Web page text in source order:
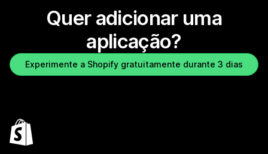
Quer adicionar uma
aplicação?
Experimente a Shopify gratuitamente durante 3 dias